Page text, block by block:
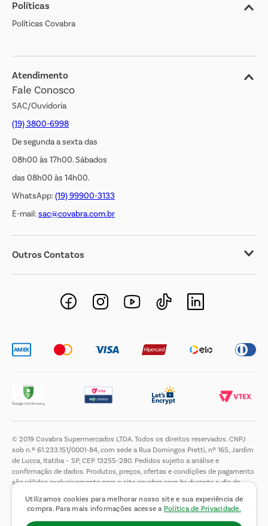
Utilizamos cookies para melhorar nosso site e sua experiência de
compra. Para mais informações acesse a Política de Privacidade.
Nossas Lojas
Cliente Bem Estar
Jornal de Ofertas
Transparência Salarial
Políticas
Políticas Covabra
Atendimento
Fale Conosco
SAC/Ouvidoria
(19) 3800-6998
De segunda a sexta das
08h00 às 17h00. Sábados
das 08h00 às 14h00.
WhatsApp:(19) 99900-3133
E-mail:sac@covabra.com.br
Outros Contatos
Negócios Imobiliários
Novos Fornecedores
© 2019 Covabra Supermercados LTDA. Todos os direitos reservados. CNPJ
sob n.º 61.233.151/0001-84, com sede a Rua Domingos Pretti, nº 165, Jardim
de Lucca, Itatiba – SP, CEP 13255-280. Pedidos sujeito a análise e
confirmação de dados. Produtos, preços, ofertas e condições de pagamento
são válidos exclusivamente para o site covabra.com.br durante o dia de
de limitar a quantidade máxima de produtos por compra por cliente. Não
vendemos no atacado. Fotos meramente ilustrativas.É proibida a venda e a